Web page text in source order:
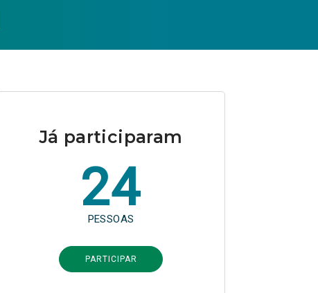
Já participaram
24
PESSOAS
PARTICIPAR